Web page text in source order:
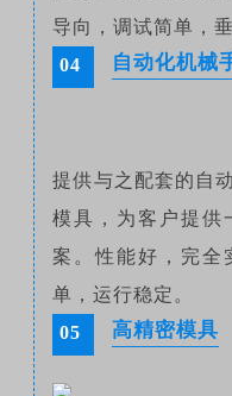
导向，调试简单，
04
自动化机械
提供与之配套的自
模具，为客户提供
案。性能好，完全
单，运行稳定。
05
高精密模具